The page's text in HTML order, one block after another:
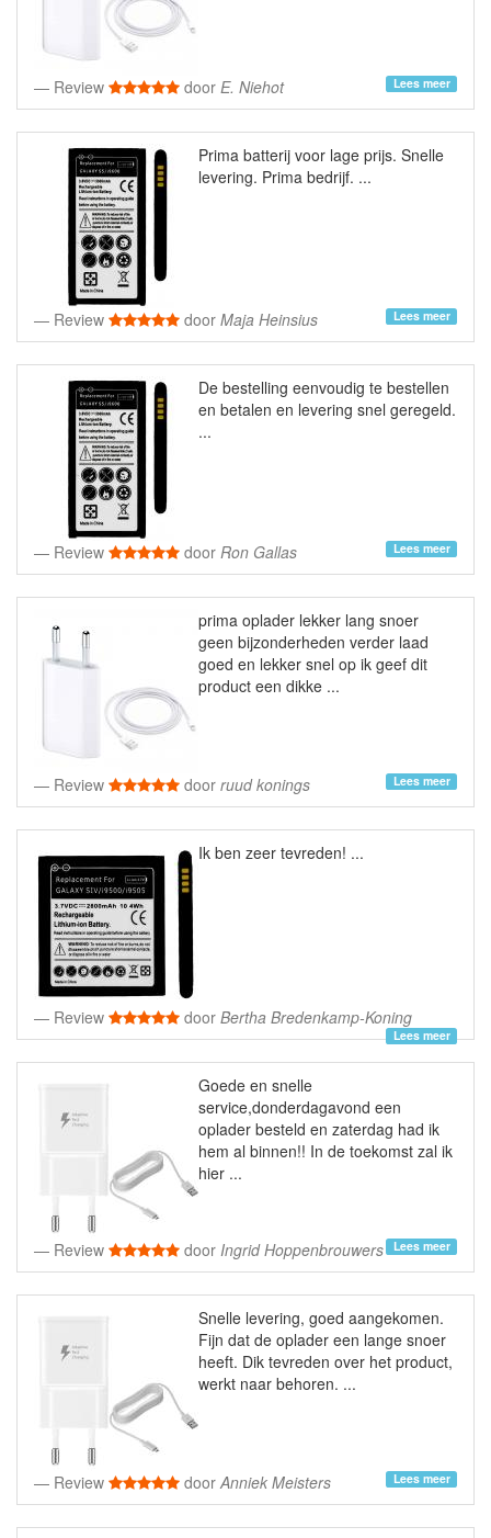
Review door E. Niehot Lees meer
Prima batterij voor lage prijs. Snelle
levering. Prima bedrijf. ...
Review door Maja Heinsius Lees meer
De bestelling eenvoudig te bestellen
en betalen en levering snel geregeld.
...
Review door Ron Gallas Lees meer
prima oplader lekker lang snoer
geen bijzonderheden verder laad
goed en lekker snel op ik geef dit
product een dikke ...
Review door ruud konings Lees meer
Ik ben zeer tevreden! ...
Review door Bertha Bredenkamp-Koning
Lees meer
Goede en snelle
service,donderdagavond een
oplader besteld en zaterdag had ik
hem al binnen!! In de toekomst zal ik
hier ...
Review door Ingrid Hoppenbrouwers Lees meer
Snelle levering, goed aangekomen.
Fijn dat de oplader een lange snoer
heeft. Dik tevreden over het product,
werkt naar behoren. ...
Review doorAnniek Meisters Lees meer